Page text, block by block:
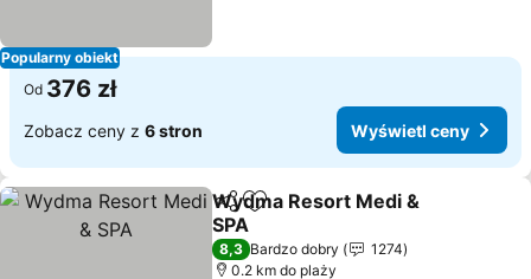
Popularny obiekt
Od 376 zł
Zobacz ceny z 6 stron Wyświetl ceny
Udostępnij
Dodaj do ulubionych
Wydma Resort Medi &
SPA
8,3 Bardzo dobry
1274
0.2 km do plaży